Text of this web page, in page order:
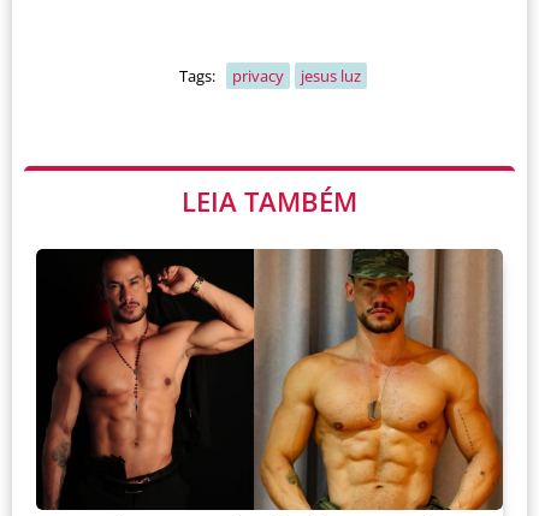
Tags: privacy jesus luz
LEIA TAMBÉM